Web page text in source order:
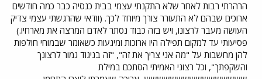
הרהרתי רבות לאחר שלא התקנתי עצמי בבית כנסיה כבר כמה חודשים
ארוכים שבהם לא התעורר צורך מיוחד לכך. (וודאי שהרגשתי עצמי צדיק
העושה מעבר לרצונו, ויש בזה כבוד נסתר לאדם המרצה את מארחיו.)
פסיעותי עד למקום תפילה היו ארוכות ומיגעות כשאומר שבמוחי חולפות
להן מחשבות על "מה אני צריך את זה", "זה בניגוד גמור לרצונך
והשקפתך", וכל רצוני האמיתי הסתכם במילת